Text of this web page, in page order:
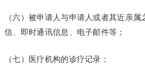
（六）被申请人与申请人或者其近亲
信、即时通讯信息、电子邮件等；
（七）医疗机构的诊疗记录；